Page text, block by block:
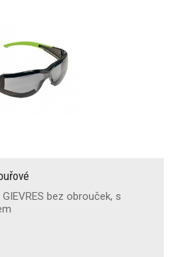
bez obrouček, s